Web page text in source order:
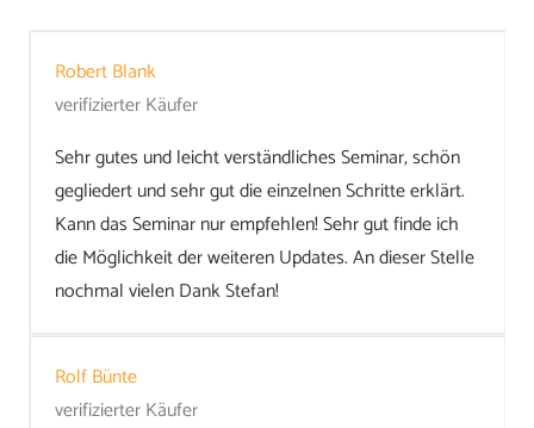
Robert Blank
verifizierter Käufer
Sehr gutes und leicht verständliches Seminar, schön
gegliedert und sehr gut die einzelnen Schritte erklärt.
Kann das Seminar nur empfehlen! Sehr gut finde ich
die Möglichkeit der weiteren Updates. An dieser Stelle
nochmal vielen Dank Stefan!
Rolf Bünte
verifizierter Käufer